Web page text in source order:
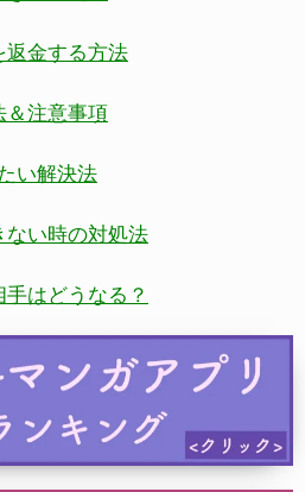
返金する方法
＆注意事項
い解決法
ない時の対処法
はどうなる？